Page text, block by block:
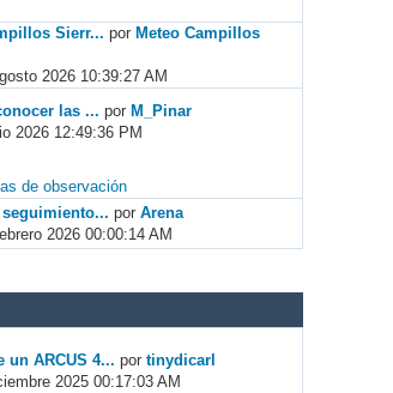
Sierr... por Meteo Campillos
2026 10:39:27 AM
las ... porM_Pinar
2026 12:49:36 PM
de observación
porArena
2026 00:00:14 AM
un ARCUS 4... portinydicarl
2025 00:17:03 AM